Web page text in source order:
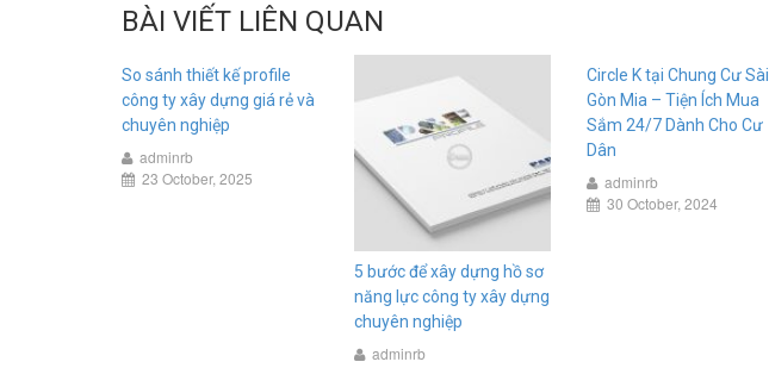
BÀI VIẾT LIÊN QUAN
So sánh thiết kế profile
công ty xây dựng giá rẻ và
chuyên nghiệp
adminrb
23 October, 2025
5 bước để xây dựng hồ sơ
năng lực công ty xây dựng
chuyên nghiệp
adminrb
Circle K tại Chung Cư Sài
Gòn Mia – Tiện Ích Mua
Sắm 24/7 Dành Cho Cư
Dân
adminrb
30 October, 2024